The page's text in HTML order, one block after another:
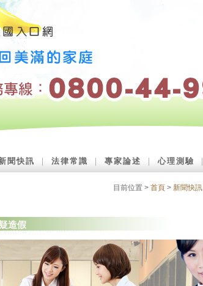
聞快訊 法律常識 專家論述 ｜心理測驗
目前位置 > 首頁 > 新聞快訊
造假